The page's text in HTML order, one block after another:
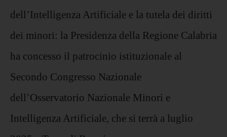
dell’Intelligenza Artificiale e la tutela dei diritti
dei minori: la Presidenza della Regione Calabria
ha concesso il patrocinio istituzionale al
Secondo Congresso Nazionale
dell’Osservatorio Nazionale Minori e
Intelligenza Artificiale, che si terrà a luglio